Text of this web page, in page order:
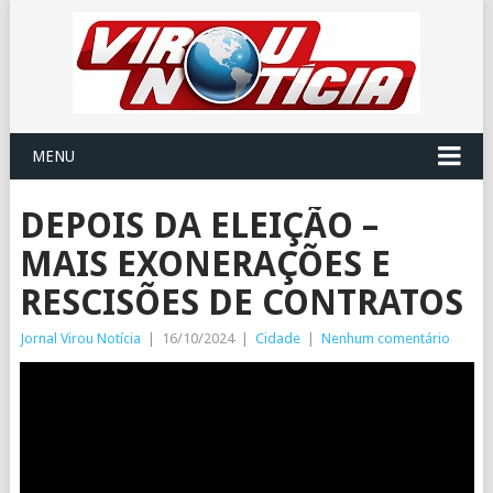
MENU
DEPOIS DA ELEIÇÃO –
MAIS EXONERAÇÕES E
RESCISÕES DE CONTRATOS
Jornal Virou Notícia 16/10/2024 Cidade Nenhum comentário